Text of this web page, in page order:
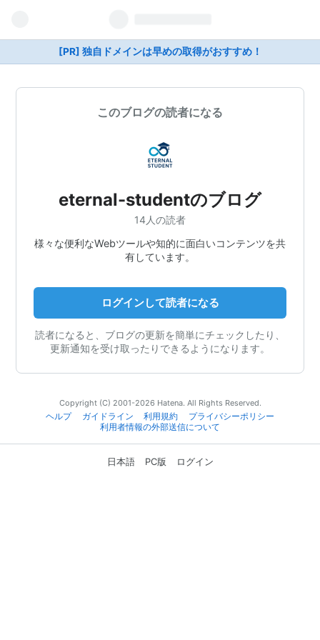
[PR] 独自ドメインは早めの取得がおすすめ！
このブログの読者になる
eternal-studentのブログ
14人の読者
様々な便利なWebツールや知的に面白いコンテンツを共
有しています。
ログインして読者になる
読者になると、ブログの更新を簡単にチェックしたり、
更新通知を受け取ったりできるようになります。
Copyright (C) 2001-2026 Hatena. All Rights Reserved.
ヘルプ
ガイドライン 利用規約
プライバシーポリシー
利用者情報の外部送信について
日本語 PC版 ログイン